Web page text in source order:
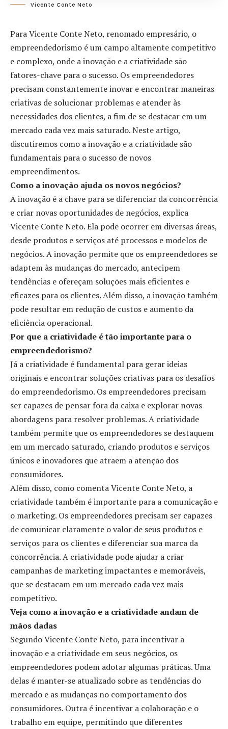
Vicente Conte Neto
Para Vicente Conte Neto, renomado empresário, o
empreendedorismo é um campo altamente competitivo
e complexo, onde a inovação e a criatividade são
fatores-chave para o sucesso. Os empreendedores
precisam constantemente inovar e encontrar maneiras
criativas de solucionar problemas e atender às
necessidades dos clientes, a fim de se destacar em um
mercado cada vez mais saturado. Neste artigo,
discutiremos como a inovação e a criatividade são
fundamentais para o sucesso de novos
empreendimentos.
Como a inovação ajuda os novos negócios?
A inovação é a chave para se diferenciar da concorrência
e criar novas oportunidades de negócios, explica
Vicente Conte Neto. Ela pode ocorrer em diversas áreas,
desde produtos e serviços até processos e modelos de
negócios. A inovação permite que os empreendedores se
adaptem às mudanças do mercado, antecipem
tendências e ofereçam soluções mais eficientes e
eficazes para os clientes. Além disso, a inovação também
pode resultar em redução de custos e aumento da
eficiência operacional.
Por que a criatividade é tão importante para o
empreendedorismo?
Já a criatividade é fundamental para gerar ideias
originais e encontrar soluções criativas para os desafios
do empreendedorismo. Os empreendedores precisam
ser capazes de pensar fora da caixa e explorar novas
abordagens para resolver problemas. A criatividade
também permite que os empreendedores se destaquem
em um mercado saturado, criando produtos e serviços
únicos e inovadores que atraem a atenção dos
consumidores.
Além disso, como comenta Vicente Conte Neto, a
criatividade também é importante para a comunicação e
o marketing. Os empreendedores precisam ser capazes
de comunicar claramente o valor de seus produtos e
serviços para os clientes e diferenciar sua marca da
concorrência. A criatividade pode ajudar a criar
campanhas de marketing impactantes e memoráveis,
que se destacam em um mercado cada vez mais
competitivo.
Veja como a inovação e a criatividade andam de
mãos dadas
Segundo Vicente Conte Neto, para incentivar a
inovação e a criatividade em seus negócios, os
empreendedores podem adotar algumas práticas. Uma
delas é manter-se atualizado sobre as tendências do
mercado e as mudanças no comportamento dos
consumidores. Outra é incentivar a colaboração e o
trabalho em equipe, permitindo que diferentes